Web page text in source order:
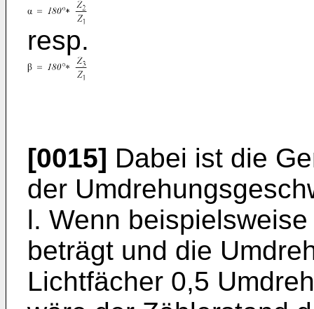
resp.
[0015] Dabei ist die
der
l. Wenn
beträgt und die
Lichtfächer 0,5